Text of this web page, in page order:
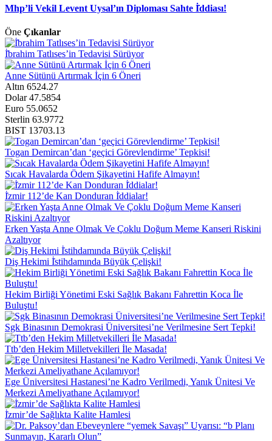
Mhp’li Vekil Levent Uysal’ın Diploması Sahte İ̇ddiası!
Öne Çıkanlar
İ̇brahim Tatlıses’in Tedavisi Sürüyor
Anne Sütünü Artırmak İçin 6 Öneri
Altın 6524.27
Dolar47.5854
Euro 55.0652
Sterlin 63.9772
BIST 13703.13
Togan Demircan’dan ‘geçici Görevlendirme’ Tepkisi!
Sıcak Havalarda Ödem Şikayetini Hafife Almayın!
İ̇zmir 112’de Kan Donduran İ̇ddialar!
Erken Yaşta Anne Olmak Ve Çoklu Doğum Meme Kanseri Riskini
Azaltıyor
Diş Hekimi İ̇stihdamında Büyük Çelişki!
Hekim Birliği Yönetimi Eski Sağlık Bakanı Fahrettin Koca İle
Buluştu!
Sgk Binasının Demokrasi Üniversitesi’ne Verilmesine Sert Tepki!
Ttb’den Hekim Milletvekilleri İle Masada!
Ege Üniversitesi Hastanesi’ne Kadro Verilmedi, Yanık Ünitesi Ve
Merkezi Ameliyathane Açılamıyor!
İ̇zmir’de Sağlıkta Kalite Hamlesi